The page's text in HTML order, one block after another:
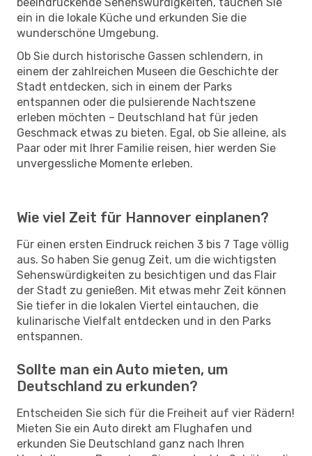
ein in die lokale Küche und erkunden Sie die
wunderschöne Umgebung.
Ob Sie durch historische Gassen schlendern, in
einem der zahlreichen Museen die Geschichte der
Stadt entdecken, sich in einem der Parks
entspannen oder die pulsierende Nachtszene
erleben möchten – Deutschland hat für jeden
Geschmack etwas zu bieten. Egal, ob Sie alleine, als
Paar oder mit Ihrer Familie reisen, hier werden Sie
unvergessliche Momente erleben.
Wie viel Zeit für Hannover einplanen?
Für einen ersten Eindruck reichen 3 bis 7 Tage völlig
aus. So haben Sie genug Zeit, um die wichtigsten
Sehenswürdigkeiten zu besichtigen und das Flair
der Stadt zu genießen. Mit etwas mehr Zeit können
Sie tiefer in die lokalen Viertel eintauchen, die
kulinarische Vielfalt entdecken und in den Parks
entspannen.
Sollte man ein Auto mieten, um
Deutschland zu erkunden?
Entscheiden Sie sich für die Freiheit auf vier Rädern!
Mieten Sie ein Auto direkt am Flughafen und
erkunden Sie Deutschland ganz nach Ihren